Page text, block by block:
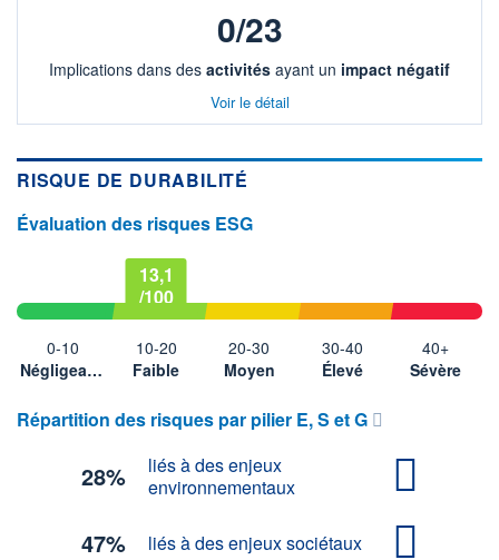
0/23
Implications dans des activités ayant un impact négatif
Voir le détail
RISQUE DE DURABILITÉ
Évaluation des risques ESG
0-10
Négligeable
13,1
/100
10-20
Faible
20-30
Moyen
30-40
Élevé
40+
Sévère
Répartition des risques par pilier E, S et G
28%
liés à des enjeux
environnementaux
47% liés à des enjeux sociétaux